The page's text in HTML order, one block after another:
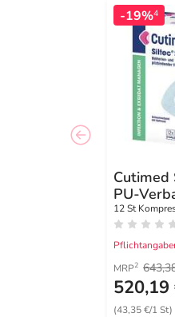
-19%4
Cutimed
PU-
12 St
MRP2
520,19
(43,35 €/1 St)